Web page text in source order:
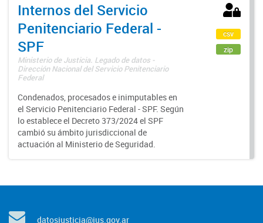
Internos del Servicio
Penitenciario Federal -
SPF
Ministerio de Justicia. Legado de datos -
Dirección Nacional del Servicio Penitenciario
Federal
Condenados, procesados e inimputables en
el Servicio Penitenciario Federal - SPF. Según
lo establece el Decreto 373/2024 el SPF
cambió su ámbito jurisdiccional de
actuación al Ministerio de Seguridad.
csv
zip
datosjusticia@jus.gov.ar